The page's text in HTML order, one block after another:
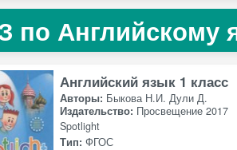
по Английскому
Английский язык 1 класс
Авторы: Быкова Н.И. Дули Д.
Издательство: Просвещение 2017
Spotlight
Тип: ФГОС